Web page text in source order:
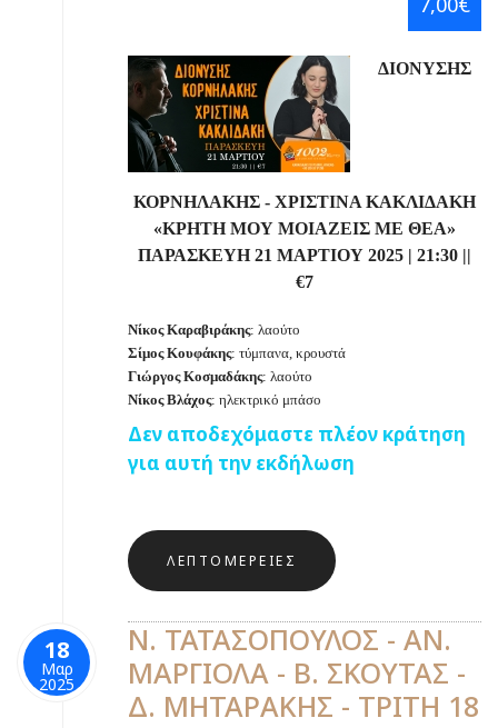
ΔΙΟΝΥΣΗΣ
ΚΟΡΝΗΛΑΚΗΣ - ΧΡΙΣΤΙΝΑ ΚΑΚΛΙΔΑΚΗ
«ΚΡΗΤΗ ΜΟΥ ΜΟΙΑΖΕΙΣ ΜΕ ΘΕΑ»
ΠΑΡΑΣΚΕΥΗ 21 ΜΑΡΤΙΟΥ 2025 | 21:30 ||
€7
Νίκος Καραβιράκης: λαούτο
Σίμος Κουφάκης: τύμπανα, κρουστά
Γιώργος Κοσμαδάκης: λαούτο
Νίκος Βλάχος: ηλεκτρικό μπάσο
Δεν αποδεχόμαστε πλέον κράτηση
για αυτή την εκδήλωση
ΛΕΠΤΟΜΈΡΕΙΕΣ
18
Μαρ
2025
Ν. ΤΑΤΑΣΟΠΟΥΛΟΣ - ΑΝ.
ΜΑΡΓΙΟΛΑ - Β. ΣΚΟΥΤΑΣ -
Δ. ΜΗΤΑΡΑΚΗΣ - ΤΡΙΤΗ 18